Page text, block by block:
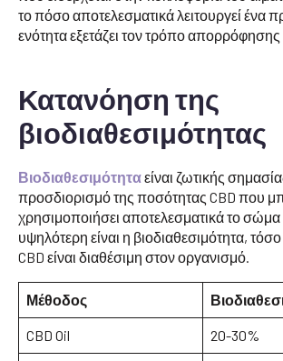
το πόσο αποτελεσματικά λειτουργεί ένα
ενότητα εξετάζει τον τρόπο
Κατανόηση της
βιοδιαθεσιμότητας
Βιοδιαθεσιμότηταείναι ζωτικής
προσδιορισμό της ποσότητας CBD που
χρησιμοποιήσει αποτελεσματικά το
υψηλότερη είναι η βιοδιαθεσιμότητα,
CBD είναι διαθέσιμη στον οργανισμό.
Μέθοδος
CBD Oil 20-30%